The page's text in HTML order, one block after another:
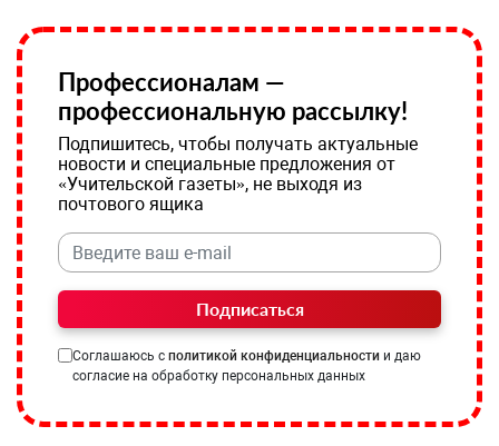
Профессионалам —
профессиональную рассылку!
Подпишитесь, чтобы получать актуальные
новости и специальные предложения от
«Учительской газеты», не выходя из
почтового ящика
Подписаться
Соглашаюсь с политикой конфиденциальности и даю
согласие на обработку персональных данных